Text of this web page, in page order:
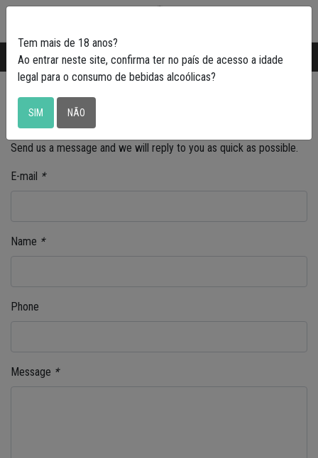
Transporte gratuito em Portugal a partir de50€
Contact Form
Send us a message and we will reply to you as quick as possible.
E-mail *
Name *
Phone
Message *
Tem mais de 18 anos?
Ao entrar neste site, confirma ter no país de acesso a idade
legal para o consumo de bebidas alcoólicas?
SIM NÃO